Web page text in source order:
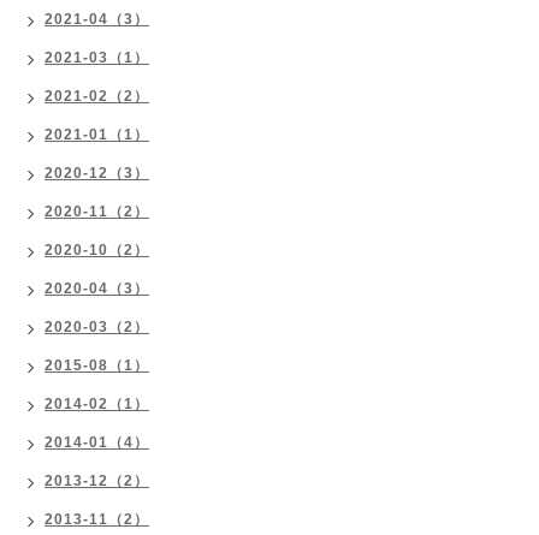
2021-04（3）
2021-03（1）
2021-02（2）
2021-01（1）
2020-12（3）
2020-11（2）
2020-10（2）
2020-04（3）
2020-03（2）
2015-08（1）
2014-02（1）
2014-01（4）
2013-12（2）
2013-11（2）